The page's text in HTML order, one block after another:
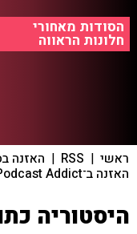
הסודות מאחורי
חלונות הראווה
ראשי |
RSS
| האזנה
האזנה ב־Podcast Addict
היסטוריה